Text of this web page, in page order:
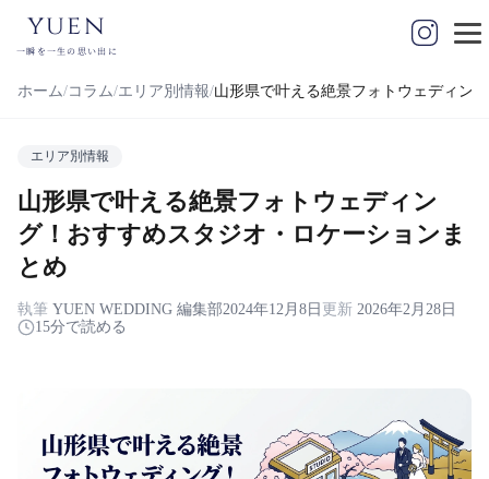
yuen
一瞬を一生の思い出に
ホーム コラム エリア別情報 山形県で叶える絶景フォトウェディン
エリア別情報
山形県で叶える絶景フォトウェディン
グ！おすすめスタジオ・ロケーションま
とめ
執筆 YUEN WEDDING 編集部2024年12月8日 更新 2026年2月28日
15分で読める